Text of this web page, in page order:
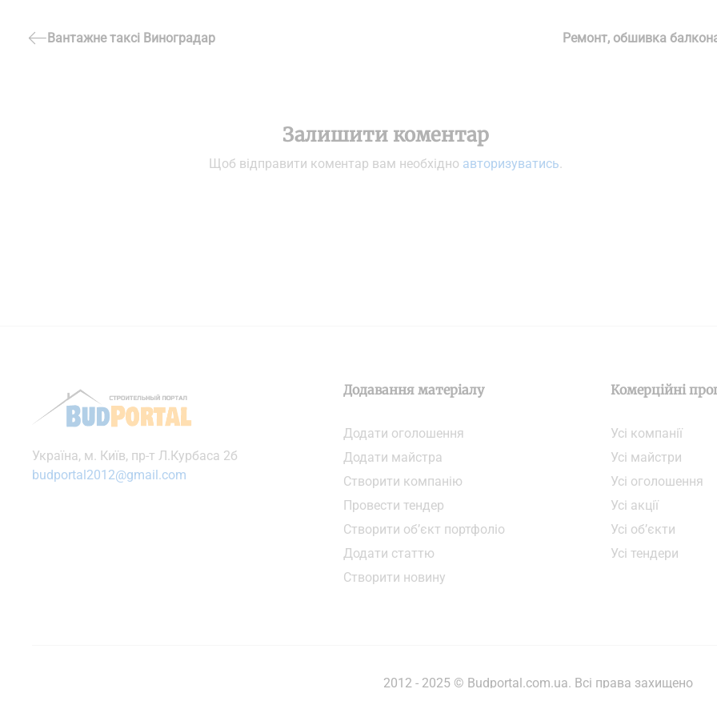
Навігація
Previous
Вантажне таксі Виноградар Ремонт, обшивка
Залишити коментар
Щоб відправити коментар вам необхідно авторизуватись.
Українa, м. Київ, пр-т Л.Курбаса 2б
budportal2012@gmail.com
Додавання матеріалу
Додати oголошення
Додати майстра
Створити компанiю
Провести тендер
Створити об’єкт портфоліо
Додати статтю
Створити новину
Комерційні
Усі компанії
Усі майстри
Усі оголошення
Усі акції
Усі об’єкти
Усі тендери
2012 - 2025 © Budportal.com.ua. Всі права захищено